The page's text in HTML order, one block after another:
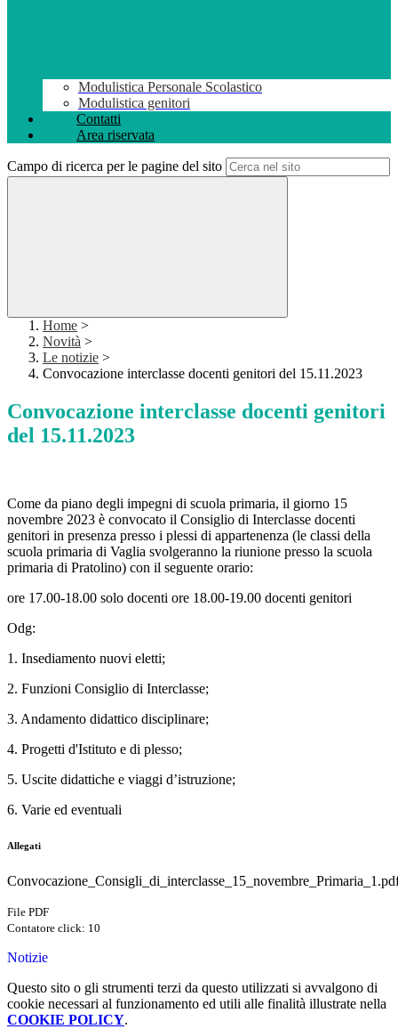
Modulistica Personale Scolastico
Modulistica genitori
Contatti
Area riservata
Campo di ricerca per le pagine del sito
Home >
Novità >
Le notizie >
Convocazione interclasse docenti genitori del 15.11.2023
Convocazione interclasse docenti genitori
del 15.11.2023
Come da piano degli impegni di scuola primaria, il giorno 15
novembre 2023 è convocato il Consiglio di Interclasse docenti
genitori in presenza presso i plessi di appartenenza (le classi della
scuola primaria di Vaglia svolgeranno la riunione presso la scuola
primaria di Pratolino) con il seguente orario:
ore 17.00-18.00 solo docenti ore 18.00-19.00 docenti genitori
Odg:
1. Insediamento nuovi eletti;
2. Funzioni Consiglio di Interclasse;
3. Andamento didattico disciplinare;
4. Progetti d'Istituto e di plesso;
5. Uscite didattiche e viaggi d’istruzione;
6. Varie ed eventuali
Allegati
File PDF
Contatore click: 10
Notizie
Questo sito o gli strumenti terzi da questo utilizzati si avvalgono di
cookie necessari al funzionamento ed utili alle finalità illustrate nella
COOKIE POLICY.